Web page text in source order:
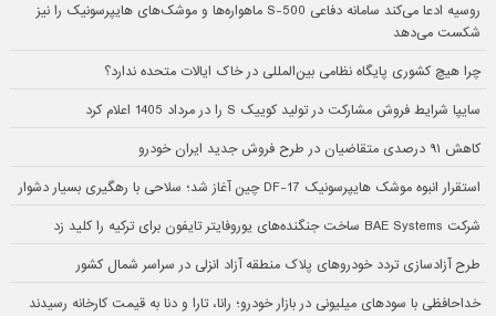
روسیه ادعا می‌کند سامانه دفاعی S-500 ماهواره‌ها و موشک‌های هایپرسونیک را نیز
شکست می‌دهد
چرا هیچ کشوری پایگاه نظامی بین‌المللی در خاک ایالات متحده ندارد؟
سایپا شرایط فروش مشارکت در تولید کوییک S را در مرداد 1405 اعلام کرد
کاهش ۹۱ درصدی متقاضیان در طرح فروش جدید ایران خودرو
استقرار انبوه موشک هایپرسونیک DF-17 چین آغاز شد؛ سلاحی با رهگیری بسیار دشوار
شرکت BAE Systems ساخت جنگنده‌های یوروفایتر تایفون برای ترکیه را کلید زد
طرح آزادسازی تردد خودروهای پلاک منطقه آزاد انزلی در سراسر شمال کشور
خداحافظی با سودهای میلیونی در بازار خودرو؛ رانا، تارا و دنا به قیمت کارخانه رسیدند